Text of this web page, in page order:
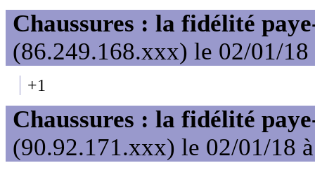
Chaussures : la fidélité
(86.249.168.xxx) le 02/01/18
+1
Chaussures : la fidélité
(90.92.171.xxx) le 02/01/18